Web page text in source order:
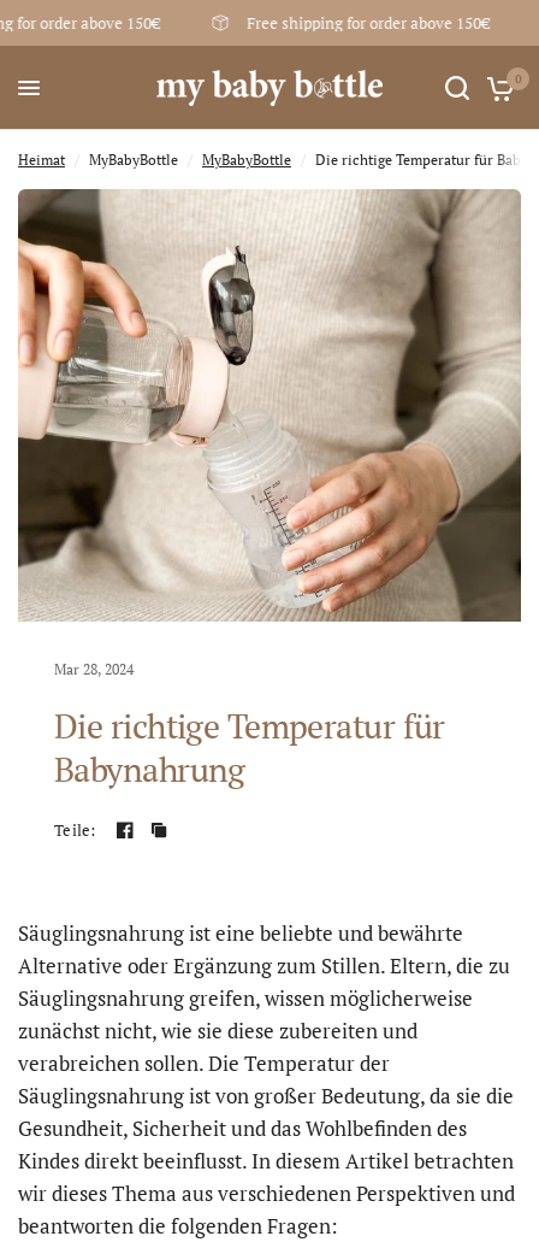
order above 150€ Free shipping for order above 150€
0
Heimat / MyBabyBottle / MyBabyBottle / Die richtige Temperatur für
Mar 28, 2024
Die richtige Temperatur für
Babynahrung
Teile:
Säuglingsnahrung ist eine beliebte und bewährte
Alternative oder Ergänzung zum Stillen. Eltern, die zu
Säuglingsnahrung greifen, wissen möglicherweise
zunächst nicht, wie sie diese zubereiten und
verabreichen sollen. Die Temperatur der
Säuglingsnahrung ist von großer Bedeutung, da sie die
Gesundheit, Sicherheit und das Wohlbefinden des
Kindes direkt beeinflusst. In diesem Artikel betrachten
wir dieses Thema aus verschiedenen Perspektiven und
beantworten die folgenden Fragen: